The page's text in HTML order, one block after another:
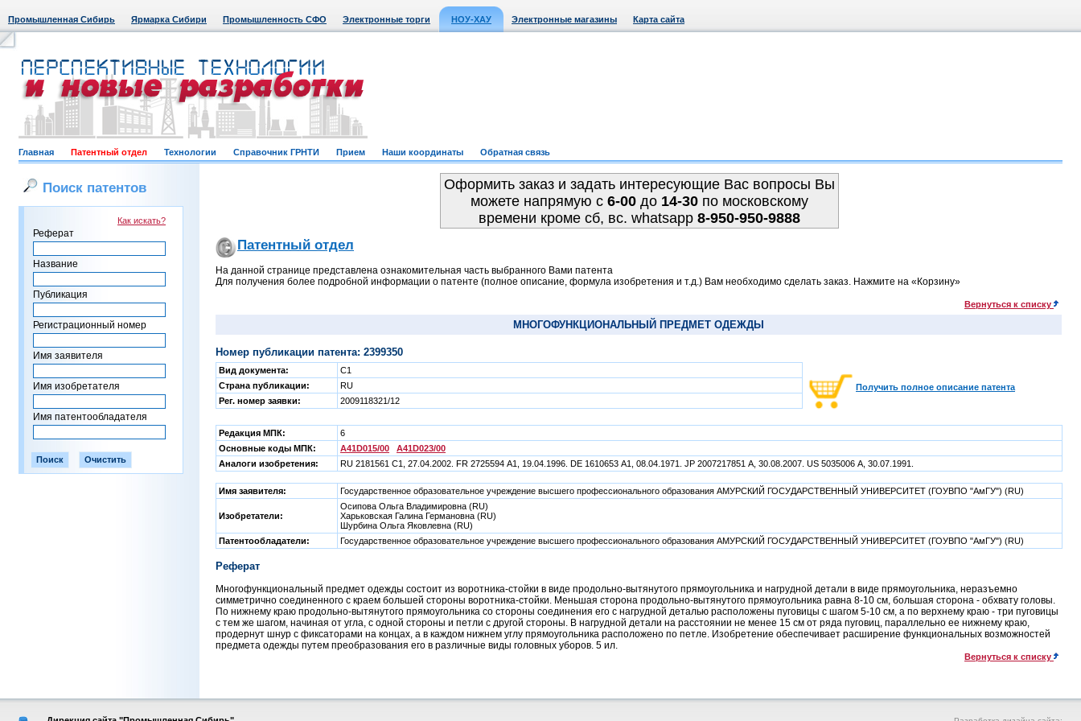
Промышленная Сибирь Ярмарка Сибири Промышленность СФО Электронные торги НОУ-ХАУ Электронные магазины Карта сайта
Главная Патентный отдел Технологии Справочник ГРНТИ Прием Наши координаты Обратная связь
Поиск патентов
Как искать?
Реферат
Название
Публикация
Регистрационный номер
Имя заявителя
Имя изобретателя
Имя патентообладателя
Оформить заказ и задать интересующие Вас вопросы Вы
можете напрямую c 6-00до 14-30по московскому
времени кроме сб, вс. whatsapp 8-950-950-9888
Патентный отдел
На данной странице представлена ознакомительная часть выбранного Вами патента
Для получения более подробной информации о патенте (полное описание, формула изобретения и т.д.) Вам необходимо сделать заказ. Нажмите на «Корзину»
Вернуться к списку
МНОГОФУНКЦИОНАЛЬНЫЙ ПРЕДМЕТ ОДЕЖДЫ
Номер публикации патента: 2399350
Вид документа:
C1
Страна публикации:
RU
Рег. номер заявки:
2009118321/12
Получить полное описание патента
Редакция МПК:
6
Основные коды МПК:
A41D015/00
A41D023/00
Аналоги изобретения:
RU 2181561 С1, 27.04.2002. FR 2725594 А1, 19.04.1996. DE 1610653 А1, 08.04.1971. JP 2007217851 А, 30.08.2007. US 5035006 А, 30.07.1991.
Имя заявителя: Государственное образовательное учреждение высшего профессионального образования АМУРСКИЙ ГОСУДАРСТВЕННЫЙ УНИВЕРСИТЕТ (ГОУВПО "АмГУ") (RU)
Изобретатели:
Осипова Ольга Владимировна (RU)
Харьковская Галина Германовна (RU)
Шурбина Ольга Яковлевна (RU)
Патентообладатели:
Государственное образовательное учреждение высшего профессионального образования АМУРСКИЙ ГОСУДАРСТВЕННЫЙ УНИВЕРСИТЕТ (ГОУВПО "АмГУ") (RU)
Реферат
Многофункциональный предмет одежды состоит из воротника-стойки в виде продольно-вытянутого прямоугольника и нагрудной детали в виде прямоугольника, неразъемно
симметрично соединенного с краем большей стороны воротника-стойки. Меньшая сторона продольно-вытянутого прямоугольника равна 8-10 см, большая сторона - обхвату головы.
По нижнему краю продольно-вытянутого прямоугольника со стороны соединения его с нагрудной деталью расположены пуговицы с шагом 5-10 см, а по верхнему краю - три пуговицы
с тем же шагом, начиная от угла, с одной стороны и петли с другой стороны. В нагрудной детали на расстоянии не менее 15 см от ряда пуговиц, параллельно ее нижнему краю,
продернут шнур с фиксаторами на концах, а в каждом нижнем углу прямоугольника расположено по петле. Изобретение обеспечивает расширение функциональных возможностей
предмета одежды путем преобразования его в различные виды головных уборов. 5 ил.
Вернуться к списку